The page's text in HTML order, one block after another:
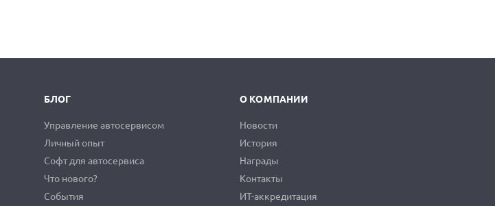
БЛОГ
Управление автосервисом
Личный опыт
Софт для автосервиса
Что нового?
События
О КОМПАНИИ
Новости
История
Награды
Контакты
ИТ-аккредитация